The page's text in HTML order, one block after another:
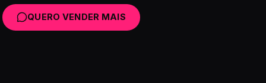
QUERO VENDER MAIS